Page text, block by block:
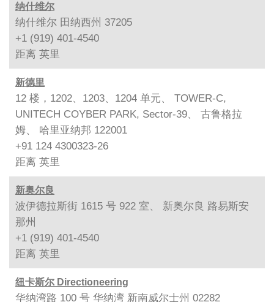
纳什维尔
纳什维尔 田纳西州 37205
+1 (919) 401-4540
距离 英里
新德里
12 楼，1202、1203、1204 单元、 TOWER-C,
UNITECH COYBER PARK, Sector-39、 古鲁格拉
姆、 哈里亚纳邦 122001
+91 124 4300323-26
距离 英里
新奥尔良
波伊德拉斯街 1615 号 922 室、 新奥尔良 路易斯安
那州
+1 (919) 401-4540
距离 英里
纽卡斯尔 Directioneering
华纳湾路 100 号 华纳湾 新南威尔士州 02282